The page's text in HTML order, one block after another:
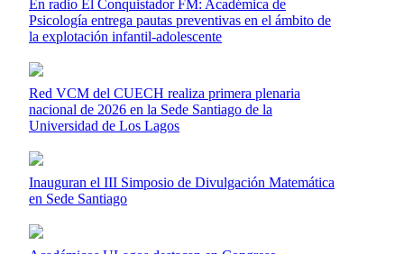
En radio El Conquistador FM: Académica de
Psicología entrega pautas preventivas en el ámbito de
la explotación infantil-adolescente
Red VCM del CUECH realiza primera plenaria
nacional de 2026 en la Sede Santiago de la
Universidad de Los Lagos
Inauguran el III Simposio de Divulgación Matemática
en Sede Santiago